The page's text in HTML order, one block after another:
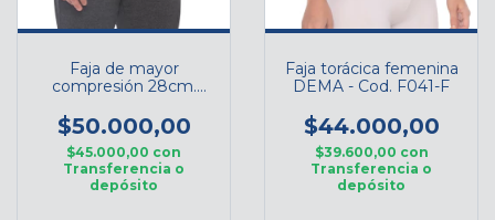
Faja de mayor
compresión 28cm.
$50.000,00
$45.000,00 con
Transferencia o
depósito
Faja torácica femenina
DEMA - Cod. F041-F
$44.000,00
$39.600,00 con
Transferencia o
depósito